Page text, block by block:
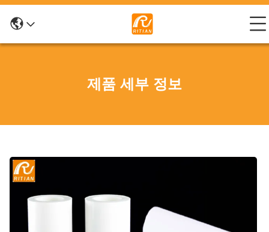
제품 세부 정보